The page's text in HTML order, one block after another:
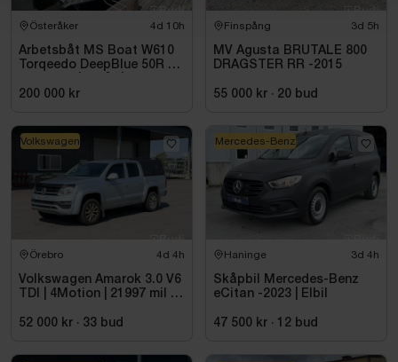
Österåker 4d 10h
Arbetsbåt MS Boat W610
Torqeedo DeepBlue 50R 50
meter
200 000 kr
Finspång 3d 5h
MV Agusta BRUTALE 800
DRAGSTER RR -2015
55 000 kr · 20 bud
Örebro 4d 4h
Volkswagen Amarok 3.0 V6
TDI | 4Motion | 21997 mil |
52 000 kr · 33 bud
Volkswagen
Haninge 3d 4h
Skåpbil Mercedes-Benz
eCitan -2023 | Elbil
47 500 kr · 12 bud
Mercedes-Benz